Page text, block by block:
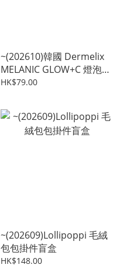
~(202610)韓國 Dermelix
MELANIC GLOW+C 燈泡透
亮維C光澤霜 50g
HK$79.00
~(202609)Lollipoppi 毛絨
包包掛件盲盒
HK$148.00